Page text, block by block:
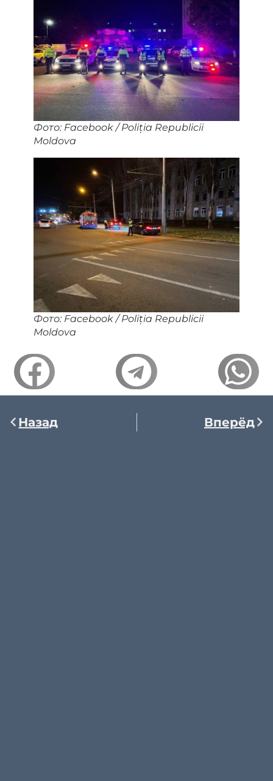
Фото: Facebook / Poliția Republicii
Moldova
Фото: Facebook / Poliția Republicii
Moldova
Назад Вперёд